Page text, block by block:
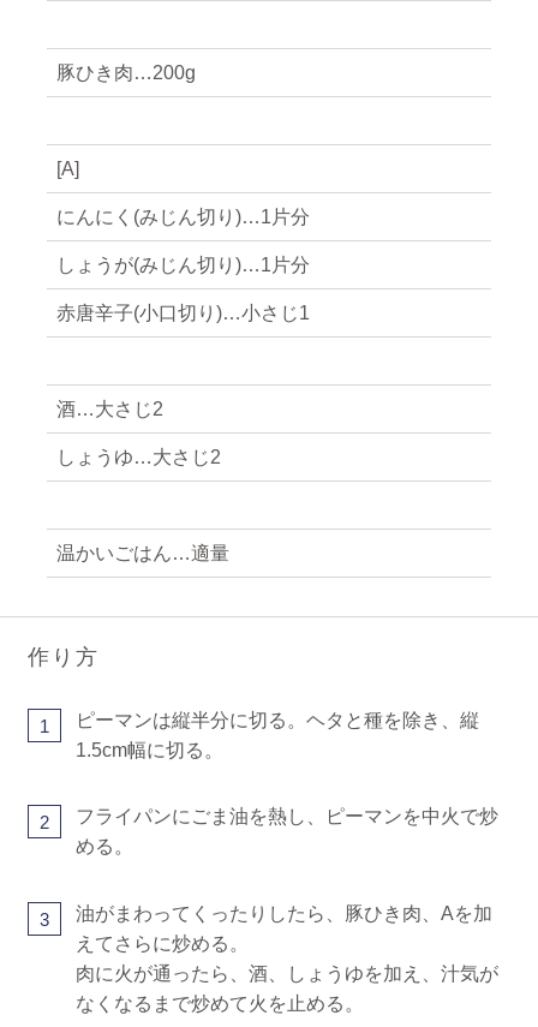
豚ひき肉…200g
[A]
にんにく(みじん切り)…1片分
しょうが(みじん切り)…1片分
赤唐辛子(小口切り)…小さじ1
酒…大さじ2
しょうゆ…大さじ2
温かいごはん…適量
作り方
1
ピーマンは縦半分に切る。ヘタと種を除き、縦
1.5cm幅に切る。
2
フライパンにごま油を熱し、ピーマンを中火で炒
める。
3
油がまわってくったりしたら、豚ひき肉、Aを加
えてさらに炒める。
肉に火が通ったら、酒、しょうゆを加え、汁気が
なくなるまで炒めて火を止める。